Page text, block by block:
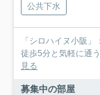
公共下水
「シロハイヌ小阪
徒歩5分と気軽に通
見る
募集中の部屋